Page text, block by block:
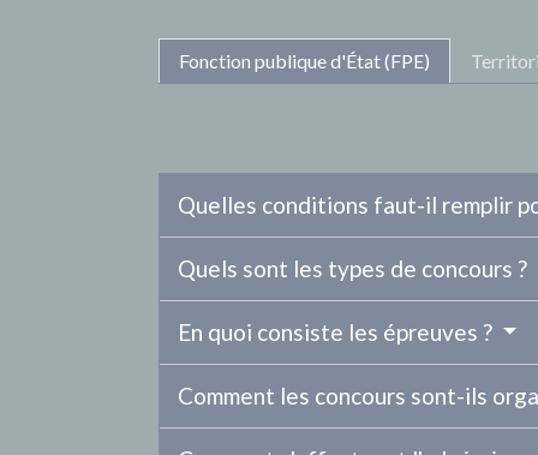
Fonction publique d'État (FPE)
Quelles conditions faut-il remplir
Quels sont les types de concours ?
En quoi consiste les épreuves ?
Comment les concours sont-ils